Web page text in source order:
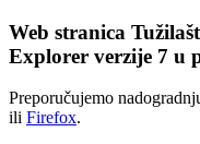
Web stranica
Explorer verzije 7 u
Preporučujemo
ili Firefox.